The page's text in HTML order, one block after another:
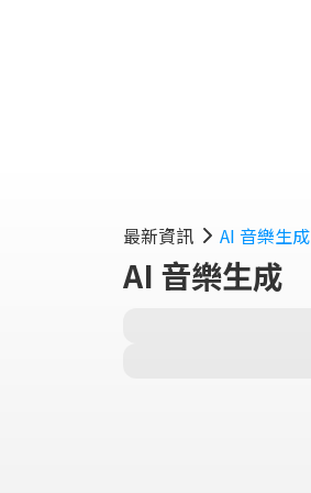
最新資訊 AI 音樂生成
AI 音樂生成